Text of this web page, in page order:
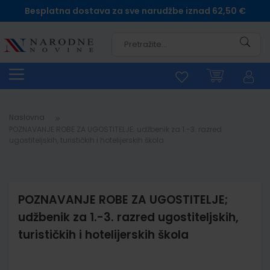
Besplatna dostava za sve narudžbe iznad 62,50 €
Naslovna
POZNAVANJE ROBE ZA UGOSTITELJE;
udžbenik za 1.-3. razred ugostiteljskih,
turističkih i hotelijerskih škola